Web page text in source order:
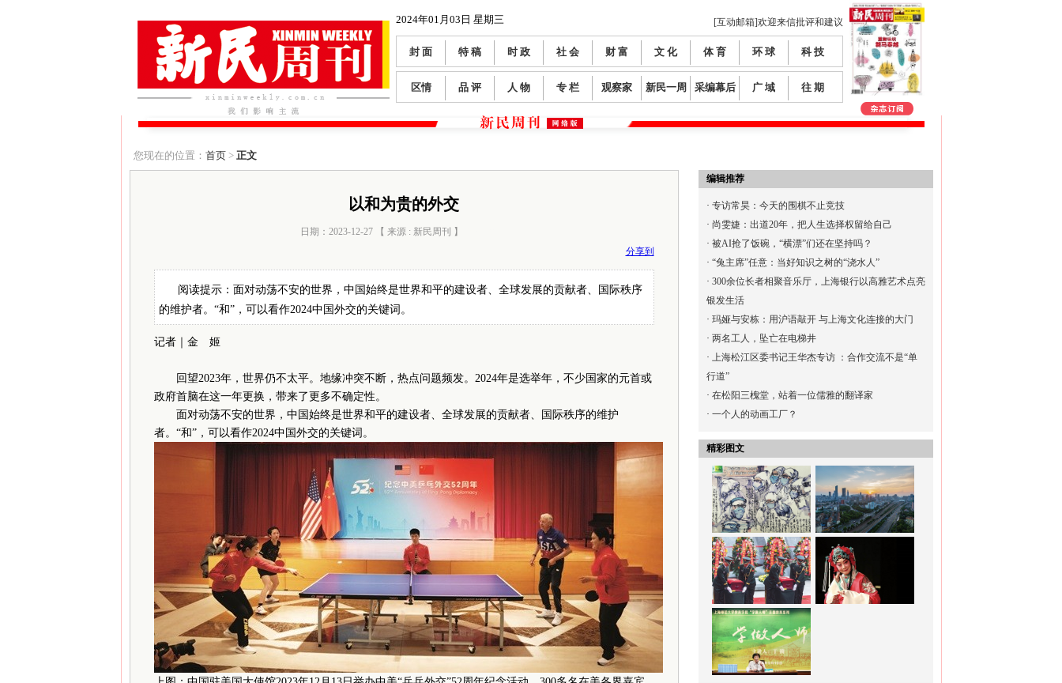
2024年01月03日 星期三 [互动邮箱]欢迎来信批评和建议
封 面 特 稿 时 政 社 会 财 富 文 化 体 育 环 球 科 技
区情 品 评 人 物 专 栏 观察家 新民一周 采编幕后 广 域 往 期
您现在的位置： 首页> 正文
以和为贵的外交
日期：2023-12-27 【 来源 : 新民周刊 】
分享到
阅读提示：面对动荡不安的世界，中国始终是世界和平的建设者、全球发展的贡献者、国际秩序
的维护者。“和”，可以看作2024中国外交的关键词。
记者｜金 姬
回望2023年，世界仍不太平。地缘冲突不断，热点问题频发。2024年是选举年，不少国家的元首或
政府首脑在这一年更换，带来了更多不确定性。
面对动荡不安的世界，中国始终是世界和平的建设者、全球发展的贡献者、国际秩序的维护
者。“和”，可以看作2024中国外交的关键词。
编辑推荐
· 专访常昊：今天的围棋不止竞技
· 尚雯婕：出道20年，把人生选择权留给自己
· 被AI抢了饭碗，“横漂”们还在坚持吗？
· “兔主席”任意：当好知识之树的“浇水人”
· 300余位长者相聚音乐厅，上海银行以高雅艺术点亮
银发生活
· 玛娅与安栋：用沪语敲开 与上海文化连接的大门
· 两名工人，坠亡在电梯井
· 上海松江区委书记王华杰专访 ：合作交流不是“单
行道”
· 在松阳三槐堂，站着一位儒雅的翻译家
· 一个人的动画工厂？
精彩图文